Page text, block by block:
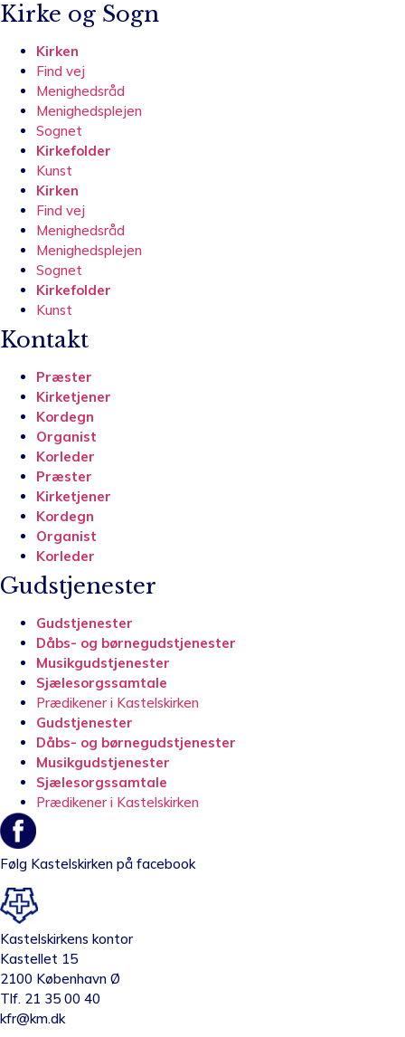
Kirke og Sogn
Kirken
Find vej
Menighedsråd
Menighedsplejen
Sognet
Kirkefolder
Kunst
Kirken
Find vej
Menighedsråd
Menighedsplejen
Sognet
Kirkefolder
Kunst
Kontakt
Præster
Kirketjener
Kordegn
Organist
Korleder
Præster
Kirketjener
Kordegn
Organist
Korleder
Gudstjenester
Gudstjenester
Dåbs- og børnegudstjenester
Musikgudstjenester
Sjælesorgssamtale
Prædikener i Kastelskirken
Gudstjenester
Dåbs- og børnegudstjenester
Musikgudstjenester
Sjælesorgssamtale
Prædikener i Kastelskirken
Følg Kastelskirken på facebook
Kastelskirkens kontor
Kastellet 15
2100 København Ø
Tlf. 21 35 00 40
kfr@km.dk